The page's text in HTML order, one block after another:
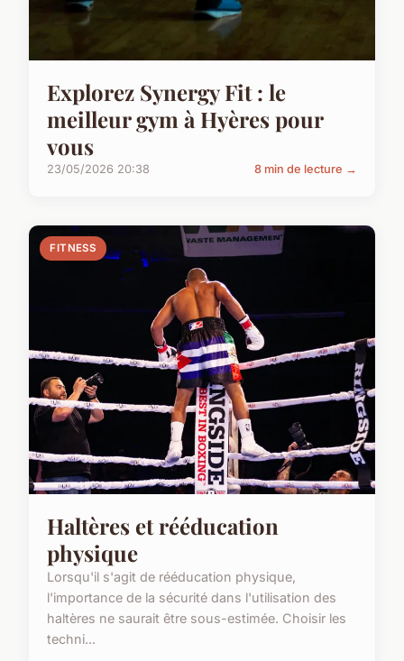
Explorez Synergy Fit : le
meilleur gym à Hyères pour
vous
23/05/2026 20:38 8 min de lecture →
FITNESS
Haltères et rééducation
physique
Lorsqu'il s'agit de rééducation physique,
l'importance de la sécurité dans l'utilisation des
haltères ne saurait être sous-estimée. Choisir les
techni...